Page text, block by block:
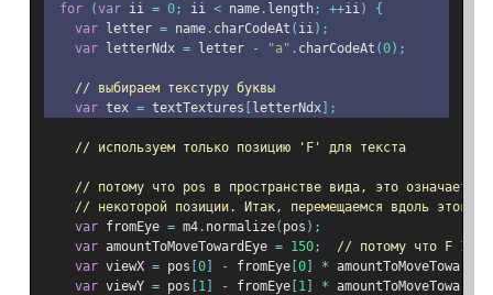
for
(var ii = 0; ii < name . length; ++ii)
{
var letter = name . charCodeAt ( ii);
var letterNdx = letter - "a" . charCodeAt (0);
// выбираем текстуру буквы
var tex = textTextures letterNdx ];
// используем только позицию 'F' для текста
// потому что pos в пространстве вида, это означает,
// некоторой позиции. Итак, перемещаемся вдоль этого
var fromEye = m4. normalize( pos );
var amountToMoveTowardEye = 150;
// потому что F 150
var viewX = pos 0 - fromEye 0 *
var viewY = pos 1 - fromEye 1 *